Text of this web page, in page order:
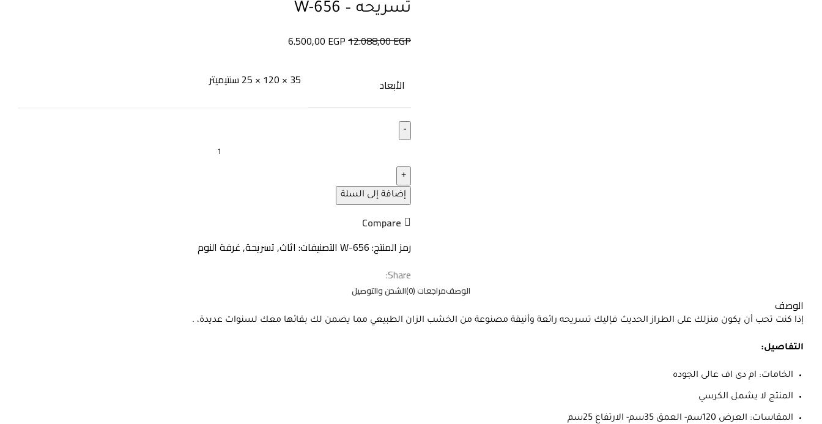
تسريحه – W-656
12.088,00EGP
6.500,00 EGP
الأبعاد 35 × 120 × 25 سنتيميتر
إضافة إلى السلة
Compare
رمز المنتج:W-656 التصنيفات: اثاث,تسريحة,غرفة النوم
Share:
الوصفمراجعات (0) الشحن والتوصيل
الوصف
إذا كنت تحب أن يكون منزلك على الطراز الحديث فإليك تسريحه رائعة وأنيقة مصنوعة من الخشب الزان الطبيعي مما يضمن لك بقائها معك لسنوات عديدة، .
التفاصيل:
الخامات: ام دى اف عالى الجوده
المنتج لا يشمل الكرسي
المقاسات: العرض 120سم- العمق 35سم- الارتفاع 25سم